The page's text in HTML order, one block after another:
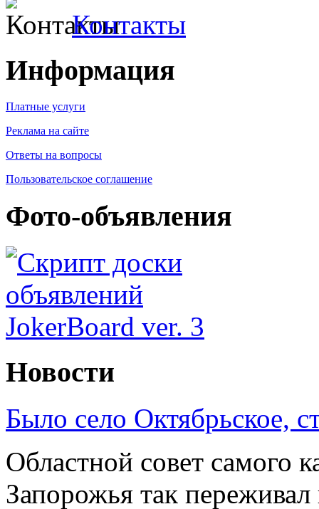
Контакты
Информация
Платные услуги
Реклама на сайте
Ответы на вопросы
Пользовательское соглашение
Фото-объявления
Новости
Было село Октябрьское,
Областной совет самого
Запорожья так